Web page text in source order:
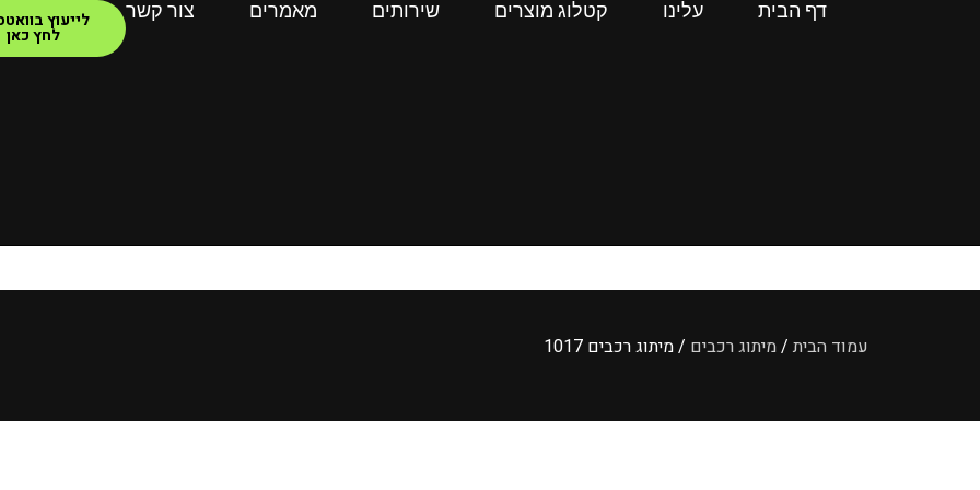
דף הבית עלינו קטלוג מוצרים שירותים מאמרים צור קשר לייעוץ
לחץ כאן
עמוד הבית /מיתוג רכבים / מיתוג רכבים 1017